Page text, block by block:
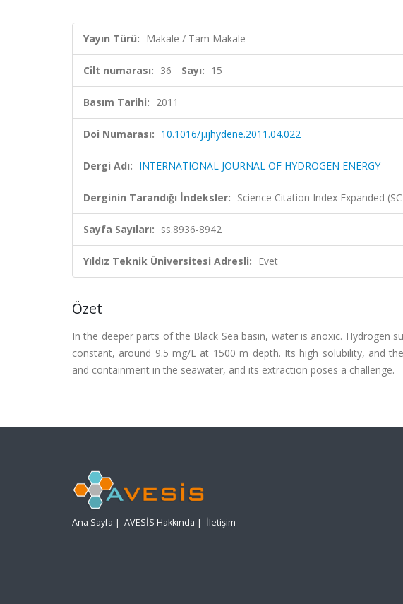
Yayın Türü: Makale / Tam Makale
Cilt numarası: 36 Sayı: 15
Basım Tarihi: 2011
Doi Numarası: 10.1016/j.ijhydene.2011.04.022
Dergi Adı: INTERNATIONAL JOURNAL OF HYDROGEN ENERGY
Derginin Tarandığı İndeksler: Science Citation Index Expanded
Sayfa Sayıları: ss.8936-8942
Yıldız Teknik Üniversitesi Adresli: Evet
Özet
In the deeper parts of the Black Sea basin, water is anoxic. Hydrogen
constant, around 9.5 mg/L at 1500 m depth. Its high solubility, and
and containment in the seawater, and its extraction poses a challenge.
Ana Sayfa | AVESİS Hakkında | İletişim